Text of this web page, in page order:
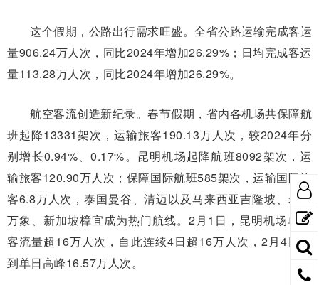
这个假期，公路出行需求旺盛。全省公路运输完成客运
量906.24万人次，同比2024年增加26.29%；日均完成客运
量113.28万人次，同比2024年增加26.29%。
航空客流创造新纪录。春节假期，省内各机场共保障航
班起降13331架次，运输旅客190.13万人次，较2024年分
别增长0.94%、0.17%。昆明机场起降航班8092架次，运
输旅客120.90万人次；保障国际航班585架次，运输国际旅
客6.8万人次，泰国曼谷、清迈以及马来西亚吉隆坡、老挝
万象、新加坡樟宜成为热门航线。2月1日，昆明机场单日
客流量超16万人次，自此连续4日超16万人次，2月4日达
到单日高峰16.57万人次。